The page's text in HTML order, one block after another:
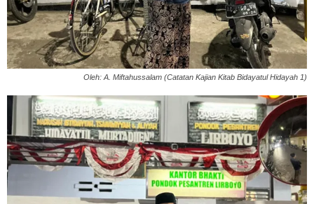
Oleh: A. Miftahussalam ‎(Catatan Kajian Kitab Bidayatul Hidayah 1)